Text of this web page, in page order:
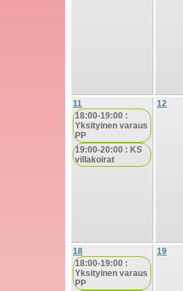
11
18:00-19:00 :
Yksityinen varaus
PP
19:00-20:00 : KS
villakoirat
12
18
18:00-19:00 :
Yksityinen varaus
PP
19